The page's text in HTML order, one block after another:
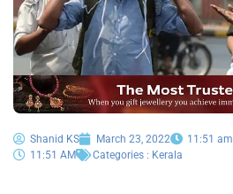
Shanid KS March 23, 2022 11:51 am
11:51 AM
Categories : Kerala